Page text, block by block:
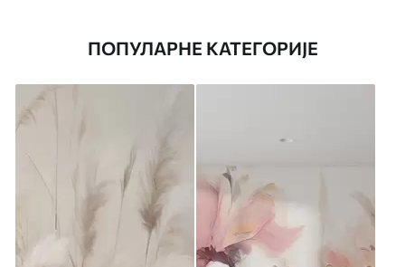
ПОПУЛАРНЕ КАТЕГОРИЈЕ